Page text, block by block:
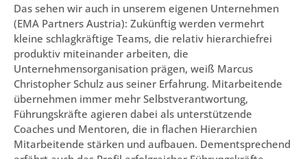
Das sehen wir auch in unserem eigenen Unternehmen
(EMA Partners Austria): Zukünftig werden vermehrt
kleine schlagkräftige Teams, die relativ hierarchiefrei
produktiv miteinander arbeiten, die
Unternehmensorganisation prägen, weiß Marcus
Christopher Schulz aus seiner Erfahrung. Mitarbeitende
übernehmen immer mehr Selbstverantwortung,
Führungskräfte agieren dabei als unterstützende
Coaches und Mentoren, die in flachen Hierarchien
Mitarbeitende stärken und aufbauen. Dementsprechend